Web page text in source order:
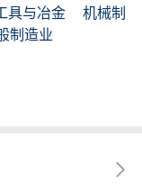
具与冶金
机械制
制造业